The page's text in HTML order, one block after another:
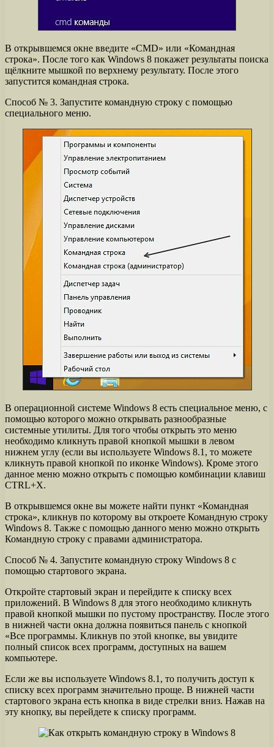
В открывшемся окне введите «CMD» или «Командная
строка». После того как Windows 8 покажет результаты поиска
щёлкните мышкой по верхнему результату. После этого
запустится командная строка.
Способ № 3. Запустите командную строку с помощью
специального меню.
В операционной системе Windows 8 есть специальное меню, с
помощью которого можно открывать разнообразные
системные утилиты. Для того чтобы открыть это меню
необходимо кликнуть правой кнопкой мышки в левом
нижнем углу (если вы используете Windows 8.1, то можете
кликнуть правой кнопкой по иконке Windows). Кроме этого
данное меню можно открыть с помощью комбинации клавиш
CTRL+X.
В открывшемся окне вы можете найти пункт «Командная
строка», кликнув по которому вы откроете Командную строку
Windows 8. Также с помощью данного меню можно открыть
Командную строку с правами администратора.
Способ № 4. Запустите командную строку Windows 8 с
помощью стартового экрана.
Откройте стартовый экран и перейдите к списку всех
приложений. В Windows 8 для этого необходимо кликнуть
правой кнопкой мышки по пустому пространству. После этого
в нижней части окна должна появиться панель с кнопкой
«Все программы. Кликнув по этой кнопке, вы увидите
полный список всех программ, доступных на вашем
компьютере.
Если же вы используете Windows 8.1, то получить доступ к
списку всех программ значительно проще. В нижней части
стартового экрана есть кнопка в виде стрелки вниз. Нажав на
эту кнопку, вы перейдете к списку программ.